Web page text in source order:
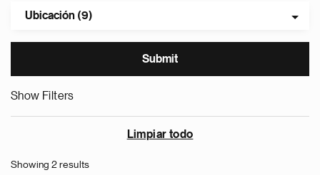
Ubicación (9)
Show Filters
Limpiar todo
Showing 2 results